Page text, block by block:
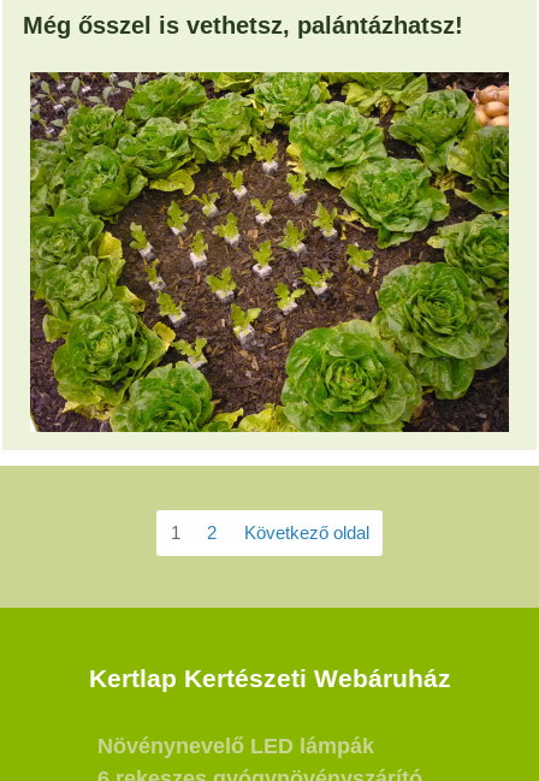
Még ősszel is vethetsz, palántázhatsz!
1 2 Következő oldal
Kertlap Kertészeti Webáruház
Növénynevelő LED lámpák